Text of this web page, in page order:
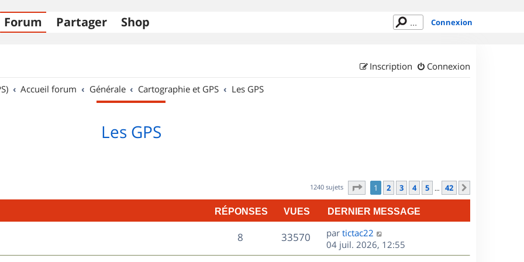
Forum Partager Shop Connexion
Connexion
Inscription
Accueil forum Générale Cartographie et GPS Les GPS
Les GPS
1240 sujets Page sur42
1 2 3 4 5 … 42
RÉPONSES VUES DERNIER MESSAGE
8R
é
33570V
u
D
e
r
par tictac22
04 juil. 2026, 12:55